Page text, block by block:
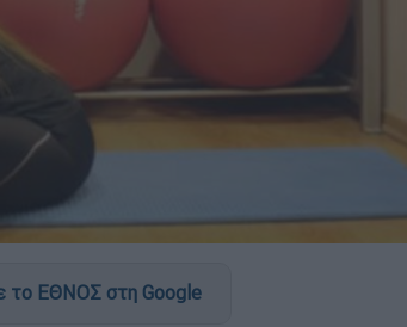
το ΕΘΝΟΣ στη Google